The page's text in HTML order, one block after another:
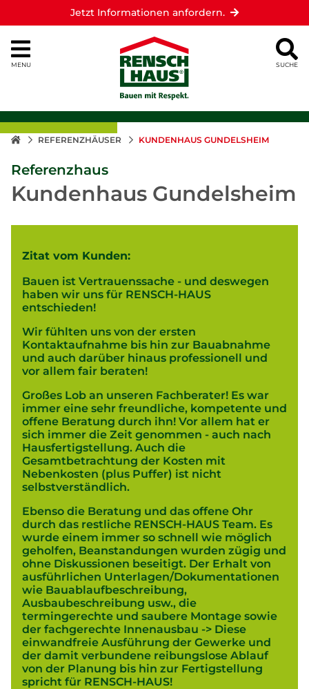
Jetzt Informationen anfordern.
MENU SUCHE
REFERENZHÄUSER KUNDENHAUS GUNDELSHEIM
Referenzhaus
Kundenhaus Gundelsheim
Zitat vom Kunden:
Bauen ist Vertrauenssache - und deswegen
haben wir uns für RENSCH-HAUS
entschieden!
Wir fühlten uns von der ersten
Kontaktaufnahme bis hin zur Bauabnahme
und auch darüber hinaus professionell und
vor allem fair beraten!
Großes Lob an unseren Fachberater! Es war
immer eine sehr freundliche, kompetente und
offene Beratung durch ihn! Vor allem hat er
sich immer die Zeit genommen - auch nach
Hausfertigstellung. Auch die
Gesamtbetrachtung der Kosten mit
Nebenkosten (plus Puffer) ist nicht
selbstverständlich.
Ebenso die Beratung und das offene Ohr
durch das restliche RENSCH-HAUS Team. Es
wurde einem immer so schnell wie möglich
geholfen, Beanstandungen wurden zügig und
ohne Diskussionen beseitigt. Der Erhalt von
ausführlichen Unterlagen/Dokumentationen
wie Bauablaufbeschreibung,
Ausbaubeschreibung usw., die
termingerechte und saubere Montage sowie
der fachgerechte Innenausbau -> Diese
einwandfreie Ausführung der Gewerke und
der damit verbundene reibungslose Ablauf
von der Planung bis hin zur Fertigstellung
spricht für RENSCH-HAUS!